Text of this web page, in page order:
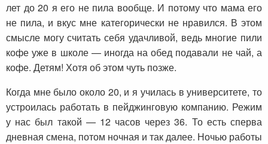
лет до 20 я его не пила вообще. И потому что мама его
не пила, и вкус мне категорически не нравился. В этом
смысле могу считать себя удачливой, ведь многие пили
кофе уже в школе — иногда на обед подавали не чай, а
кофе. Детям! Хотя об этом чуть позже.
Когда мне было около 20, и я училась в университете, то
устроилась работать в пейджинговую компанию. Режим
у нас был такой — 12 часов через 36. То есть сперва
дневная смена, потом ночная и так далее. Ночью работы